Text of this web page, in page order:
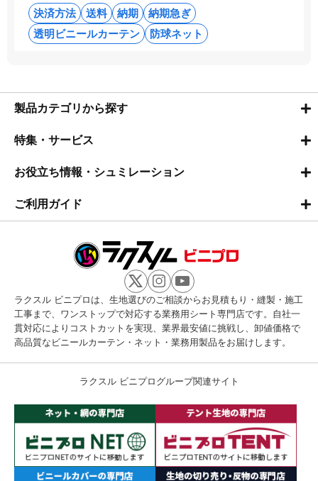
決済方法 送料 納期
納期急ぎ
透明ビニールカーテン
防球ネット
製品カテゴリから探す
特集・サービス
お役立ち情報・シュミレーション
ご利用ガイド
ラクスル ビニプロは、生地選びのご相談からお見積もり・縫製・施工
工事まで、ワンストップで対応する業務用シート専門店です。自社一
貫対応によりコストカットを実現、業界最安値に挑戦し、卸値価格で
高品質なビニールカーテン・ネット・業務用製品をお届けします。
ラクスル ビニプログループ関連サイト